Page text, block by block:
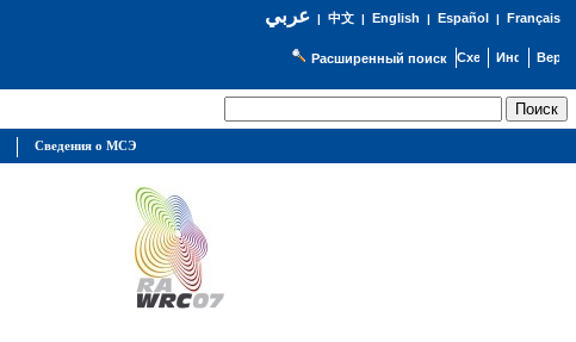
عربي| 中文| English | Español | Français
Расширенный поиск
Сведения о МСЭ